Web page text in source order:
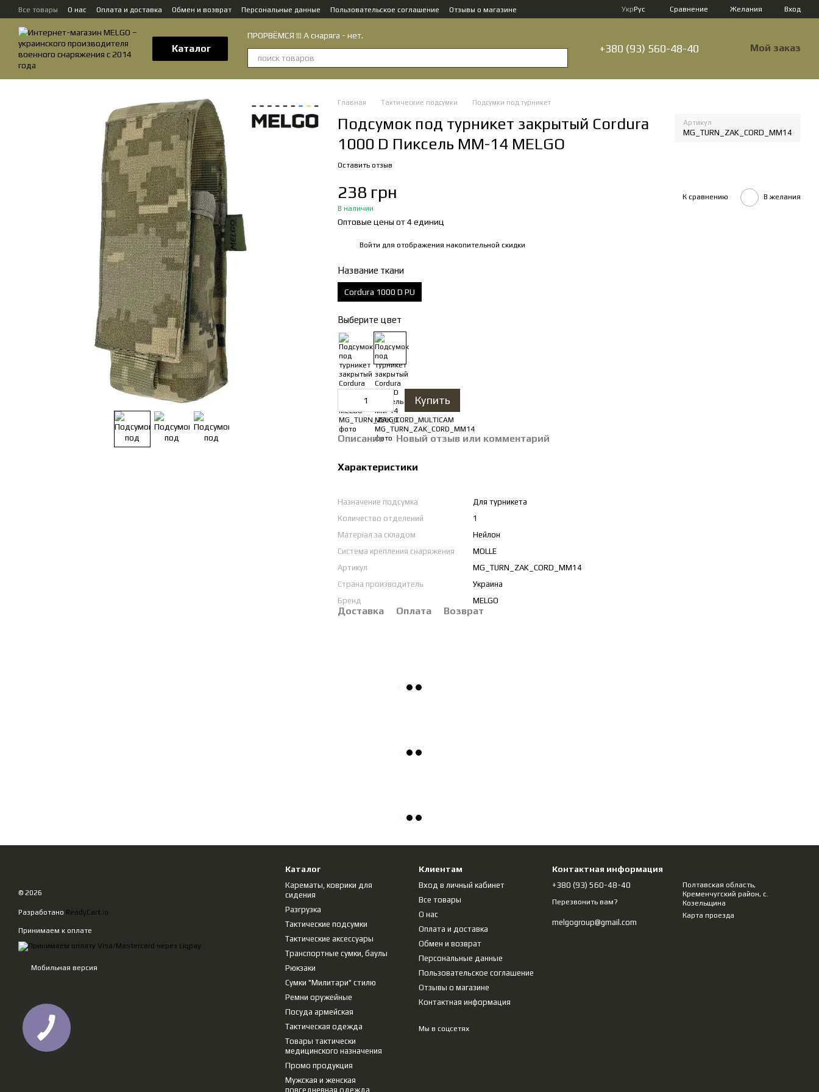
Перейти к основному контенту
Все товары О нас Оплата и доставка Обмен и возврат Персональные данные Пользовательское соглашение
Отзывы о магазине
УкрРус Сравнение Желания Вход
Каталог
ПРОРВЁМСЯ !!! А снаряга - нет.
+380 (93) 560-48-40 Мой заказ
Главная Тактические подсумки Подсумки под турникет
Подсумок под турникет закрытый Cordura
1000 D Пиксель ММ-14 MELGО
Артикул
MG_TURN_ZAK_CORD_ММ14
Оставить отзыв
238 грн
В наличии
К сравнению В желания
Оптовые цены от 4 единиц
Войти для отображения накопительной скидки
Название ткани
Cordura 1000 D PU
Выберите цвет
Купить
Описание Новый отзыв или комментарий
Характеристики
Назначение подсумка
Для турникета
Количество отделений
1
Матеріал за складом
Нейлон
Система крепления снаряжения
MOLLE
Артикул
MG_TURN_ZAK_CORD_ММ14
Страна производитель
Украина
Бренд
MELGO
Доставка Оплата Возврат
© 2026
Разработано ReadyCart.io
Принимаем к оплате
Мобильная версия
Каталог
Карематы, коврики для
сидения
Разгрузка
Тактические подсумки
Тактические аксессуары
Транспортные сумки, баулы
Рюкзаки
Сумки "Милитари" стилю
Ремни оружейные
Посуда армейская
Тактическая одежда
Товары тактически
медицинского назначения
Промо продукция
Мужская и женская
повседневная одежда
Клиентам
Вход в личный кабинет
Все товары
О нас
Оплата и доставка
Обмен и возврат
Персональные данные
Пользовательское соглашение
Отзывы о магазине
Контактная информация
Мы в соцсетях
Контактная информация
+380 (93) 560-48-40
Перезвонить вам?
melgogroup@gmail.com
Полтавcкая область,
Кременчугский район, с.
Козельщина
Карта проезда